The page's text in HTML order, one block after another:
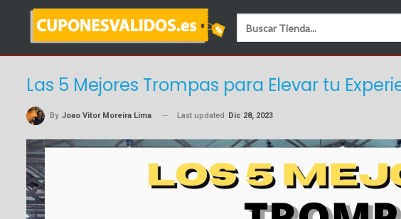
Las 5 Mejores Trompas para Elevar tu
By Joao Vitor Moreira Lima Last updated Dic 28, 2023